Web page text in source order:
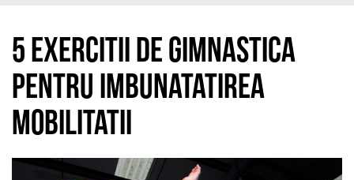
5 exercitii de gimnastica
pentru imbunatatirea
mobilitatii